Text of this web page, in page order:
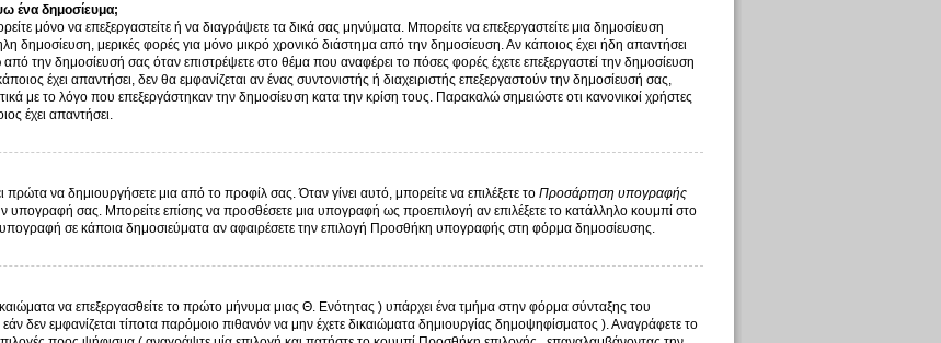
ένα δημοσίευμα;
μόνο να επεξεργαστείτε ή να διαγράψετε τα δικά σας μηνύματα. Μπορείτε να επεξεργαστείτε μια δημοσίευση
δημοσίευση, μερικές φορές για μόνο μικρό χρονικό διάστημα από την δημοσίευση. Αν κάποιος έχει ήδη απαντήσει
την δημοσίευσή σας όταν επιστρέψετε στο θέμα που αναφέρει το πόσες φορές έχετε επεξεργαστεί την δημοσίευση
έχει απαντήσει, δεν θα εμφανίζεται αν ένας συντονιστής ή διαχειριστής επεξεργαστούν την δημοσίευσή σας,
με το λόγο που επεξεργάστηκαν την δημοσίευση κατα την κρίση τους. Παρακαλώ σημειώστε οτι κανονικοί χρήστες
έχει απαντήσει.
να δημιουργήσετε μια από το προφίλ σας. Όταν γίνει αυτό, μπορείτε να επιλέξετε το Προσάρτηση υπογραφής
υπογραφή σας. Μπορείτε επίσης να προσθέσετε μια υπογραφή ως προεπιλογή αν επιλέξετε το κατάλληλο κουμπί στο
σε κάποια δημοσιεύματα αν αφαιρέσετε την επιλογή Προσθήκη υπογραφής στη φόρμα δημοσίευσης.
να επεξεργασθείτε το πρώτο μήνυμα μιας Θ. Ενότητας ) υπάρχει ένα τμήμα στην φόρμα σύνταξης του
δεν εμφανίζεται τίποτα παρόμοιο πιθανόν να μην έχετε δικαιώματα δημιουργίας δημοψηφίσματος ). Αναγράφετε το